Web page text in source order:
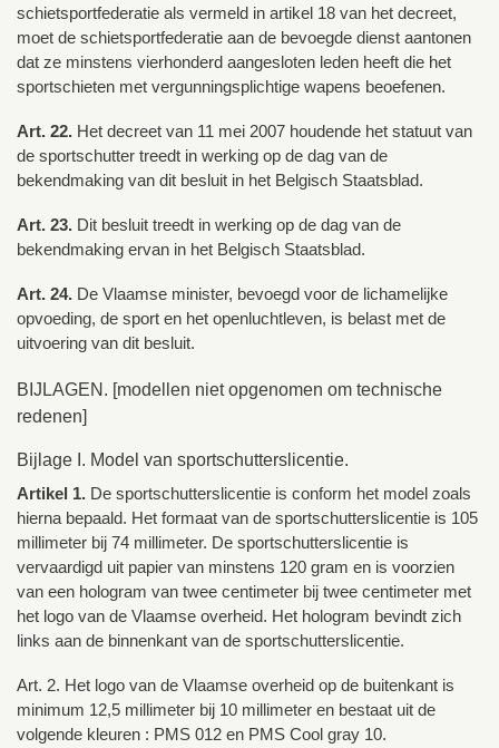
schietsportfederatie als vermeld in artikel 18 van het decreet,
moet de schietsportfederatie aan de bevoegde dienst aantonen
dat ze minstens vierhonderd aangesloten leden heeft die het
sportschieten met vergunningsplichtige wapens beoefenen.
Art. 22. Het decreet van 11 mei 2007 houdende het statuut van
de sportschutter treedt in werking op de dag van de
bekendmaking van dit besluit in het Belgisch Staatsblad.
Art. 23. Dit besluit treedt in werking op de dag van de
bekendmaking ervan in het Belgisch Staatsblad.
Art. 24. De Vlaamse minister, bevoegd voor de lichamelijke
opvoeding, de sport en het openluchtleven, is belast met de
uitvoering van dit besluit.
BIJLAGEN. [modellen niet opgenomen om technische
redenen]
Bijlage I. Model van sportschutterslicentie.
Artikel 1. De sportschutterslicentie is conform het model zoals
hierna bepaald. Het formaat van de sportschutterslicentie is 105
millimeter bij 74 millimeter. De sportschutterslicentie is
vervaardigd uit papier van minstens 120 gram en is voorzien
van een hologram van twee centimeter bij twee centimeter met
het logo van de Vlaamse overheid. Het hologram bevindt zich
links aan de binnenkant van de sportschutterslicentie.
Art. 2. Het logo van de Vlaamse overheid op de buitenkant is
minimum 12,5 millimeter bij 10 millimeter en bestaat uit de
volgende kleuren : PMS 012 en PMS Cool gray 10.